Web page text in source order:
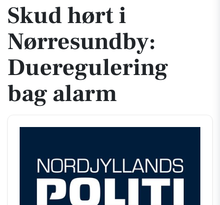
Skud hørt i
Nørresundby:
Dueregulering
bag alarm